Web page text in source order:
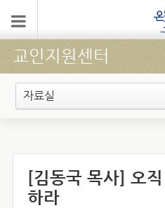
교인지원센터
자료실
[김동국 목사] 오
하라